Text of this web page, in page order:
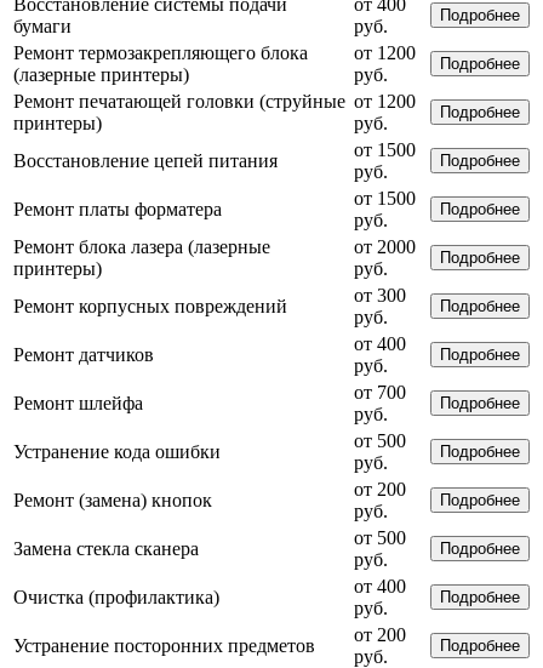
Восстановление системы подачи
бумаги
от 400
руб.
Подробнее
Ремонт термозакрепляющего блока
(лазерные принтеры)
от 1200
руб.
Подробнее
Ремонт печатающей головки (струйные
принтеры)
от 1200
руб.
Подробнее
Восстановление цепей питания
от 1500
руб.
Подробнее
Ремонт платы форматера
от 1500
руб.
Подробнее
Ремонт блока лазера (лазерные
принтеры)
от 2000
руб.
Подробнее
Ремонт корпусных повреждений
от 300
руб.
Подробнее
Ремонт датчиков
от 400
руб.
Подробнее
Ремонт шлейфа
от 700
руб.
Подробнее
Устранение кода ошибки
от 500
руб.
Подробнее
Ремонт (замена) кнопок
от 200
руб.
Подробнее
Замена стекла сканера
от 500
руб.
Подробнее
Очистка (профилактика)
от 400
руб.
Подробнее
Устранение посторонних предметов
от 200
руб.
Подробнее